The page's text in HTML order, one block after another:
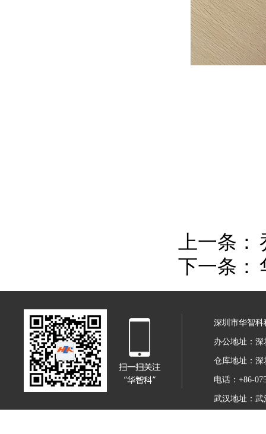
上一条：
下一条：
深圳市华智
办公地址：
仓库地址：深
电话：+86-
武汉地址：武